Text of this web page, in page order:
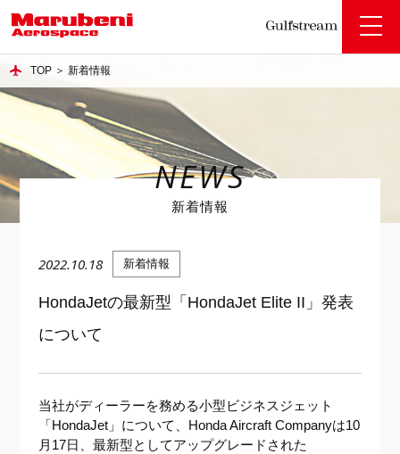
toggle
TOP ＞新着情報
NEWS
新着情報
2022.10.18 新着情報
HondaJetの最新型「HondaJet Elite II」発表
について
当社がディーラーを務める小型ビジネスジェット
「HondaJet」について、Honda Aircraft Companyは10
月17日、最新型としてアップグレードされた